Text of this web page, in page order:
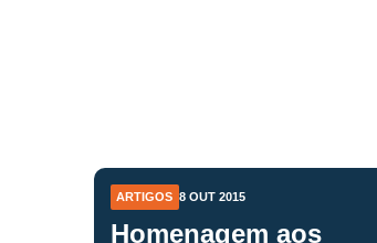
ARTIGOS 8 OUT 2015
Homenagem aos